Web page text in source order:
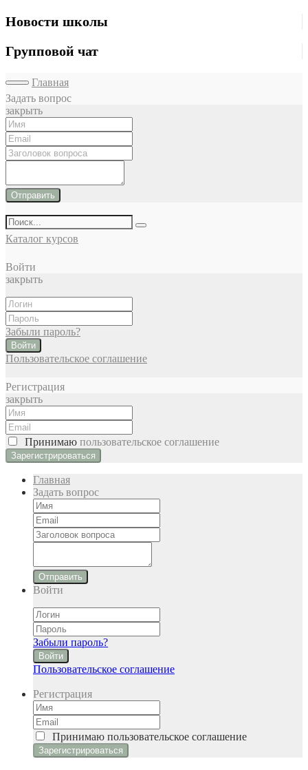
Новости школы
Групповой чат
Главная
Задать вопрос
закрыть
Отправить
Каталог курсов
Войти
закрыть
Забыли пароль?
Войти
Пользовательское соглашение
Регистрация
закрыть
Принимаю пользовательское соглашение
Главная
Задать вопрос
Отправить
Войти
Забыли пароль?
Войти
Пользовательское соглашение
Регистрация
Принимаю пользовательское соглашение